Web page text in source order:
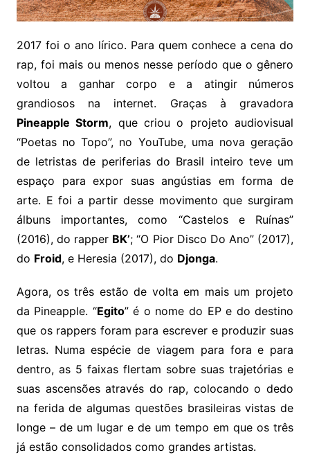
2017 foi o ano lírico. Para quem conhece a cena do
rap, foi mais ou menos nesse período que o gênero
voltou a ganhar corpo e a atingir números
grandiosos na internet. Graças à gravadora
Pineapple Storm, que criou o projeto audiovisual
“Poetas no Topo”, no YouTube, uma nova geração
de letristas de periferias do Brasil inteiro teve um
espaço para expor suas angústias em forma de
arte. E foi a partir desse movimento que surgiram
álbuns importantes, como “Castelos e Ruínas”
(2016), do rapper BK’; “O Pior Disco Do Ano” (2017),
do Froid, e Heresia (2017), do Djonga.
Agora, os três estão de volta em mais um projeto
da Pineapple. “Egito” é o nome do EP e do destino
que os rappers foram para escrever e produzir suas
letras. Numa espécie de viagem para fora e para
dentro, as 5 faixas flertam sobre suas trajetórias e
suas ascensões através do rap, colocando o dedo
na ferida de algumas questões brasileiras vistas de
longe – de um lugar e de um tempo em que os três
já estão consolidados como grandes artistas.